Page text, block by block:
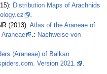
Distribution Maps of Arachnids
.
(2013): Atlas of the Araneae of
.: Nachweise von
(Araneae) of Balkan
Version 2021.
.